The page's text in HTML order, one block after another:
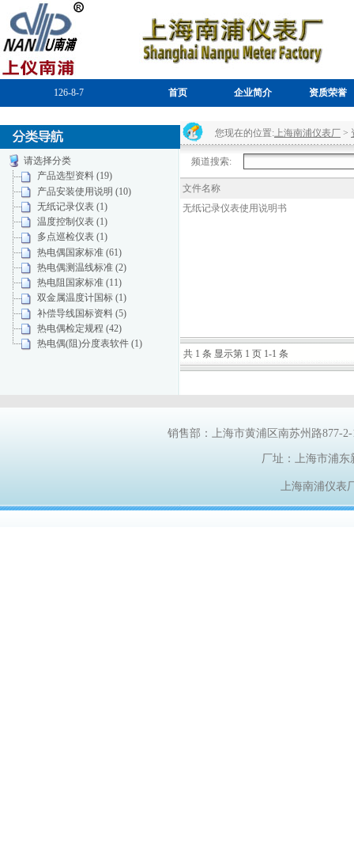
126-8-7 首页 企业简介 资质荣誉
请选择分类
产品选型资料 (19)
产品安装使用说明 (10)
无纸记录仪表 (1)
温度控制仪表 (1)
多点巡检仪表 (1)
热电偶国家标准 (61)
热电偶测温线标准 (2)
热电阻国家标准 (11)
双金属温度计国标 (1)
补偿导线国标资料 (5)
热电偶检定规程 (42)
热电偶(阻)分度表软件 (1)
您现在的位置:上海南浦仪表厂 >
频道搜索:
文件名称
无纸记录仪表使用说明书
共 1 条 显示第 1 页 1-1 条
销售部：上海市黄浦区南苏州路877-
厂址：上海市浦
上海南浦仪表